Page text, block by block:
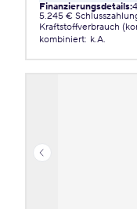
Finanzierungsdetails:
5.245 €
Kraftstoffverbrauch
kombiniert: k.A.